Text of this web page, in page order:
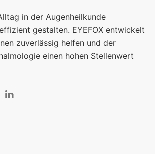
in der Augenheilkunde
gestalten. EYEFOX entwickelt
zuverlässig helfen und der
einen hohen Stellenwert